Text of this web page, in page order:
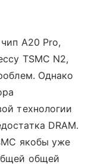
A20 Pro,
TSMC N2,
Однако
технологии
DRAM.
якобы уже
общей